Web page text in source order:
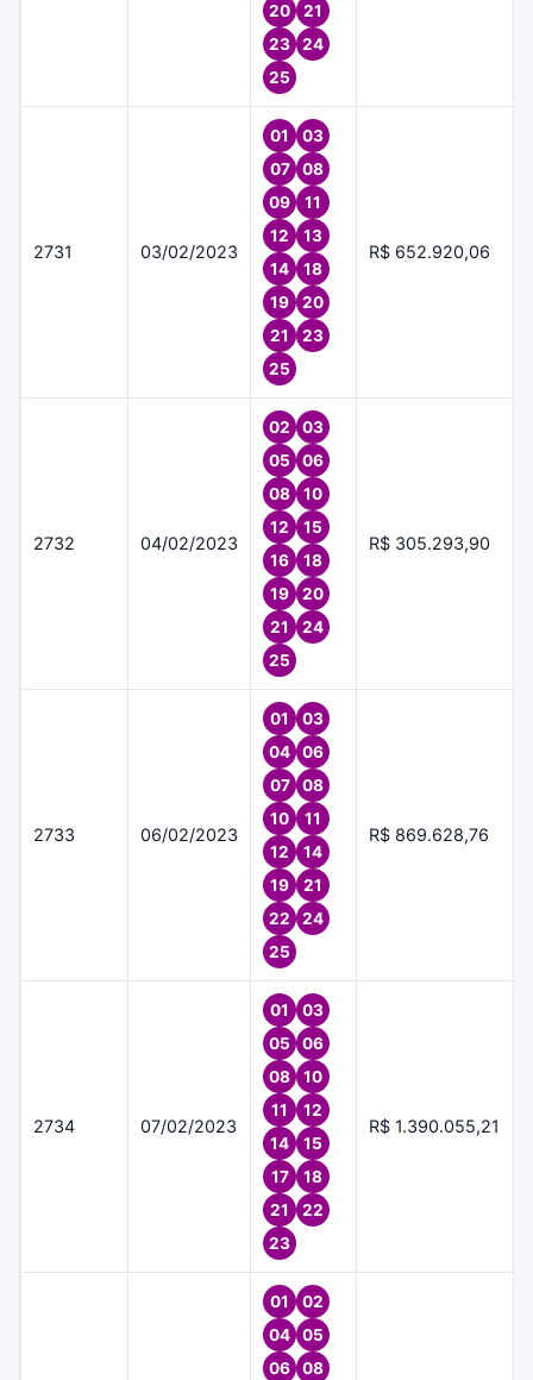
20
21
23
24
25
2731 03/02/2023
01
03
07
08
09
11
12
13
14
18
19
20
21
23
25
R$ 652.920,06
2732 04/02/2023
02
03
05
06
08
10
12
15
16
18
19
20
21
24
25
R$ 305.293,90
2733 06/02/2023
01
03
04
06
07
08
10
11
12
14
19
21
22
24
25
R$ 869.628,76
2734 07/02/2023
01
03
05
06
08
10
11
12
14
15
17
18
21
22
23
R$ 1.390.055,21
01
02
04
05
06
08